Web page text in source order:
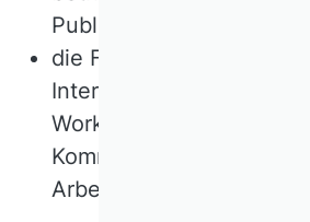
Publikationsmedien,
die Förderung von
Workshops der
Kommissionen sowie den
Arbeitstagungen und der